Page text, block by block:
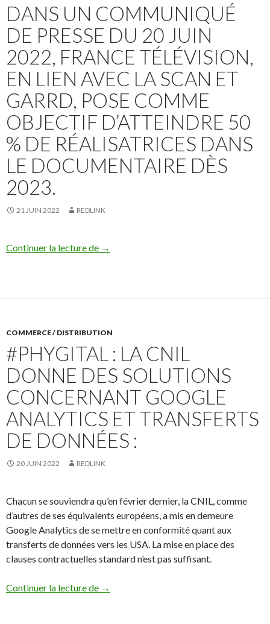
DANS UN COMMUNIQUÉ
DE PRESSE DU 20 JUIN
2022, FRANCE TÉLÉVISION,
EN LIEN AVEC LA SCAN ET
GARRD, POSE COMME
OBJECTIF D’ATTEINDRE 50
% DE RÉALISATRICES DANS
LE DOCUMENTAIRE DÈS
2023.
21 JUIN 2022 REDLINK
Continuer la lecture de Dans un communiqué de presse du 20
→
COMMERCE / DISTRIBUTION
#PHYGITAL : LA CNIL
DONNE DES SOLUTIONS
CONCERNANT GOOGLE
ANALYTICS ET TRANSFERTS
DE DONNÉES :
20 JUIN 2022 REDLINK
Chacun se souviendra qu’en février dernier, la CNIL, comme
d’autres de ses équivalents européens, a mis en demeure
Google Analytics de se mettre en conformité quant aux
transferts de données vers les USA. La mise en place des
clauses contractuelles standard n’est pas suffisant.
Continuer la lecture de #Phygital : La CNIL donne des
→